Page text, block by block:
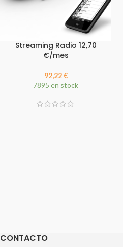
Streaming Radio 12,70
€/mes
92,22€
7895 en stock
CONTACTO